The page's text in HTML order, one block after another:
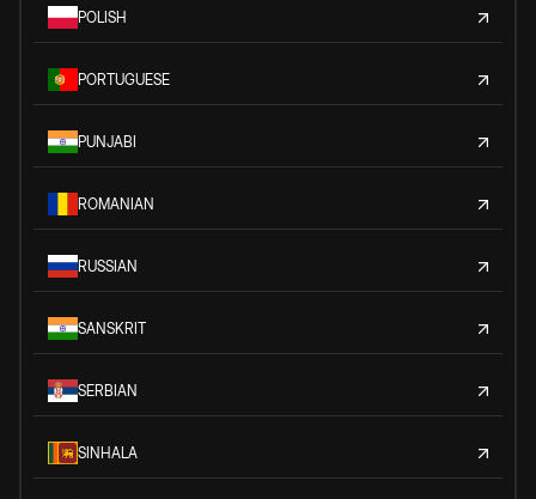
POLISH
PORTUGUESE
PUNJABI
ROMANIAN
RUSSIAN
SANSKRIT
SERBIAN
SINHALA